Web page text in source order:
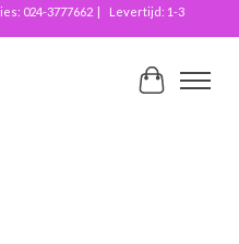
024-3777662 | Levertijd: 1-3